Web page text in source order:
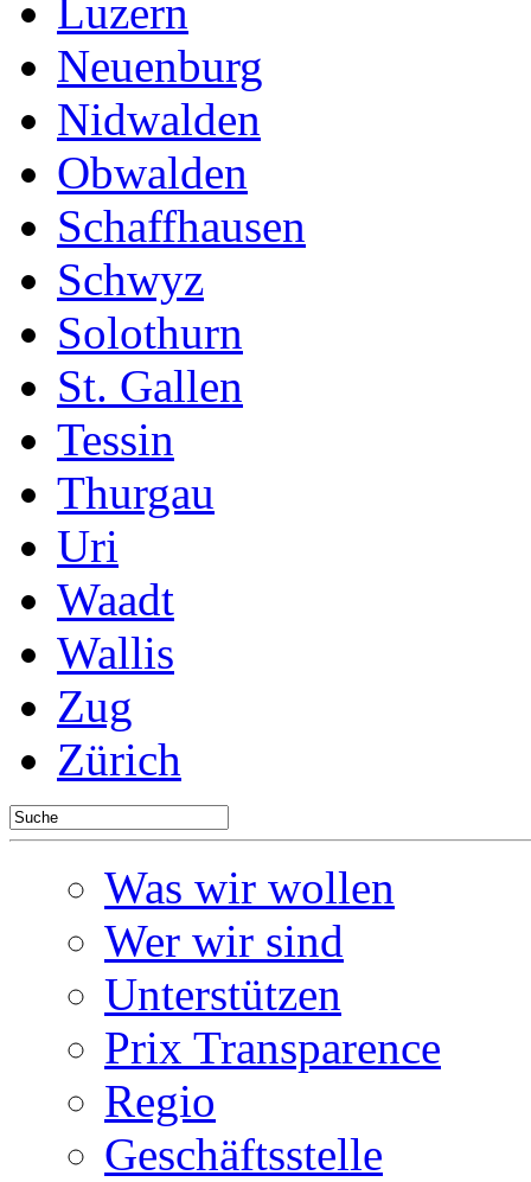
Luzern
Neuenburg
Nidwalden
Obwalden
Schaffhausen
Schwyz
Solothurn
St. Gallen
Tessin
Thurgau
Uri
Waadt
Wallis
Zug
Zürich
Was wir wollen
Wer wir sind
Unterstützen
Prix Transparence
Regio
Geschäftsstelle